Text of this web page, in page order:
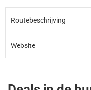
Routebeschrijving
Website